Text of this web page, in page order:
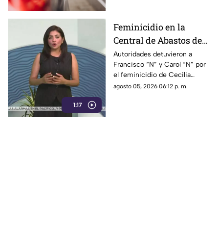
1:17
Feminicidio en la
Central de Abastos de
Comitán: capturan a
dos implicados, una
detención ocurrió en
Jalisco
Autoridades detuvieron a
Francisco “N” y Carol “N” por
el feminicidio de Cecilia
Viviana en Comitán. La Fiscalía
agosto 05, 2026 06:12 p. m.